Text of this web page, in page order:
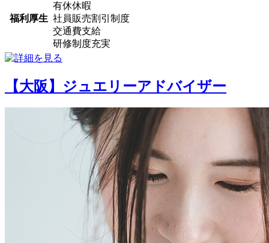
福利厚生
有休休暇
社員販売割引制度
交通費支給
研修制度充実
【大阪】ジュエリーアドバイザー